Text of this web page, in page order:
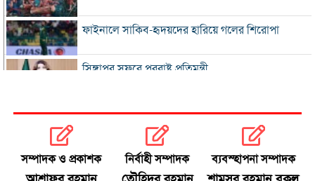
ফাইনালে সাকিব-হৃদয়দের হারিয়ে গলের শিরোপা
সিঙ্গাপুর সফরে পররাষ্ট্র প্রতিমন্ত্রী
এসএসসি ও সমমানের ফল সোমবার
সম্পাদক ও প্রকাশক নির্বাহী সম্পাদক ব্যবস্হাপনা সম্পাদক